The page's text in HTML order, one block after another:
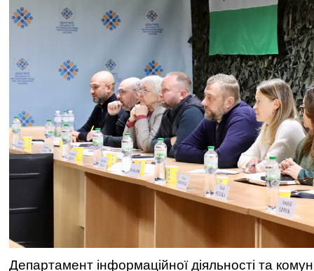
Департамент інформаційної діяльності та